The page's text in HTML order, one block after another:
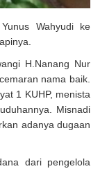
Wahyudi ke
H.Nanang Nur
nama baik.
1 KUHP, menista
Misnadi
adanya dugaan
dari pengelola